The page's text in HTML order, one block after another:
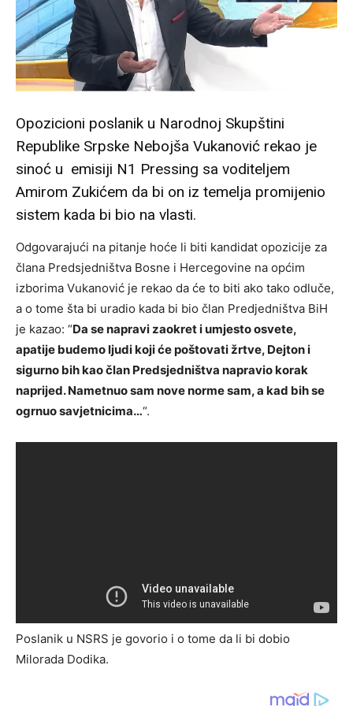
Opozicioni poslanik u Narodnoj Skupštini
Republike Srpske Nebojša Vukanović rekao je
sinoć u emisiji N1 Pressing sa voditeljem
Amirom Zukićem da bi on iz temelja promijenio
sistem kada bi bio na vlasti.
Odgovarajući na pitanje hoće li biti kandidat opozicije za
člana Predsjedništva Bosne i Hercegovine na općim
izborima Vukanović je rekao da će to biti ako tako odluče,
a o tome šta bi uradio kada bi bio član Predjedništva BiH
je kazao: “Da se napravi zaokret i umjesto osvete,
apatije budemo ljudi koji će poštovati žrtve, Dejton i
sigurno bih kao član Predsjedništva napravio korak
naprijed. Nametnuo sam nove norme sam, a kad bih se
ogrnuo savjetnicima…“.
Poslanik u NSRS je govorio i o tome da li bi dobio
Milorada Dodika.